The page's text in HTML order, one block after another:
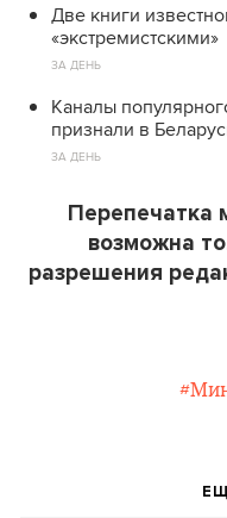
Две книги
«экстремистскими»
ЗА ДЕНЬ
Каналы
признали в
ЗА ДЕНЬ
Перепечатка
возможна
разрешения